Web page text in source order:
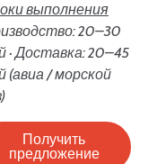
выполнения
20–30
· Доставка: 20–45
(авиа / морской
Получить
предложение